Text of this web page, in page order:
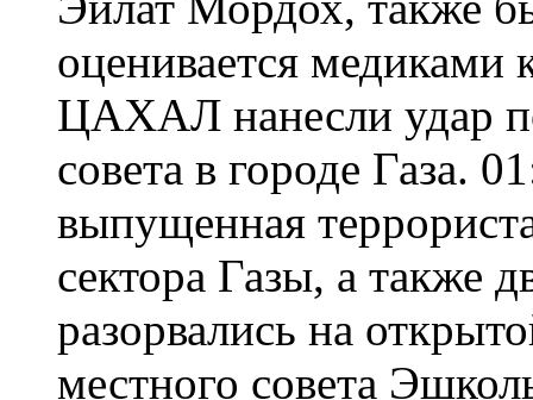
оценивается
ЦАХАЛ нанесли удар
совета в городе Газа.
выпущенная
сектора Газы, а также
разорвались на
местного совета